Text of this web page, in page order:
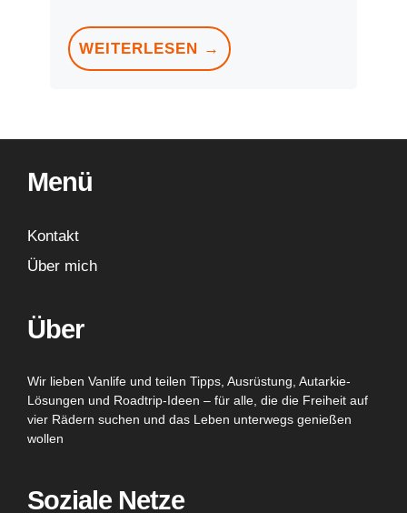
WEITERLESEN →
Menü
Kontakt
Über mich
Über
Wir lieben Vanlife und teilen Tipps, Ausrüstung, Autarkie-
Lösungen und Roadtrip-Ideen – für alle, die die Freiheit auf
vier Rädern suchen und das Leben unterwegs genießen
wollen
Soziale Netze